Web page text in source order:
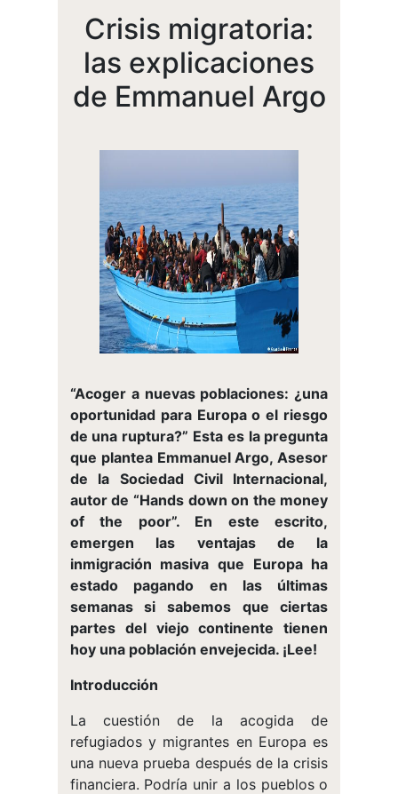
Crisis migratoria:
las explicaciones
de Emmanuel Argo
“Acoger a nuevas poblaciones: ¿una
oportunidad para Europa o el riesgo
de una ruptura?” Esta es la pregunta
que plantea Emmanuel Argo, Asesor
de la Sociedad Civil Internacional,
autor de “Hands down on the money
of the poor”. En este escrito,
emergen las ventajas de la
inmigración masiva que Europa ha
estado pagando en las últimas
semanas si sabemos que ciertas
partes del viejo continente tienen
hoy una población envejecida. ¡Lee!
Introducción
La cuestión de la acogida de
refugiados y migrantes en Europa es
una nueva prueba después de la crisis
financiera. Podría unir a los pueblos o